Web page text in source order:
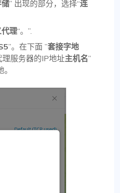
” 出现的部分，选择“连
理“。”.
”。在下面 ”套接字地
理服务器的IP地址主机名”